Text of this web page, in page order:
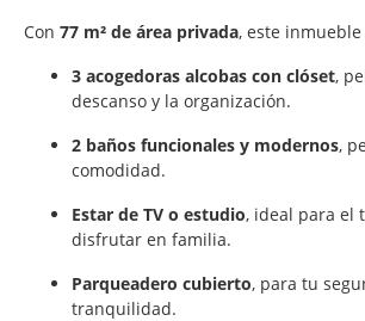
Con 77 m² de área privada, este inmueble
3 acogedoras alcobas con clóset,
descanso y la organización.
2 baños funcionales y modernos,
comodidad.
Estar de TV o estudio, ideal para el
disfrutar en familia.
Parqueadero cubierto, para tu
tranquilidad.